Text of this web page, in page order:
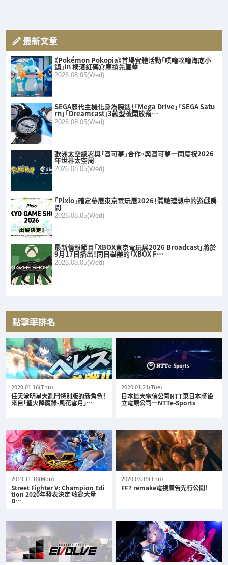
最新文章
《Pokémon Pokopia》首場實體活動「噗嚕噗嚕海底小
鎮」in 橫濱紅磚倉庫搶先直擊
2026.08.05(Wed)
SEGA歷代主機化身為腕錶！「Mega Drive」「SEGA Satu
rn」「Dreamcast」3款型號開放預…
2026.08.05(Wed)
歐洲太空總署與「寶可夢」合作。與寶可夢一同慶祝2026
年世界太空周
2026.08.05(Wed)
「Pixio」確定參展東京電玩展2026！體驗理想中的遊戲房
間
2026.08.05(Wed)
最新情報節目「XBOX東京電玩展2026 Broadcast」將於
9月17日播出！同日舉辦的「XBOX F…
2026.08.05(Wed)
點擊率排名
2020.01.16(Thu)
任天堂明星大亂鬥特別版的新角色！
來自「聖火降魔錄-風花雪月」…
2020.01.21(Tue)
日本最大電信公司NTT東日本將設
立電競公司—NTTe-Sports
2019.11.18(Mon)
Street Fighter V: Champion Edi
tion 2020年發表決定 收錄大量
D…
2020.03.19(Thu)
FF7 remake電視廣告先行公開！